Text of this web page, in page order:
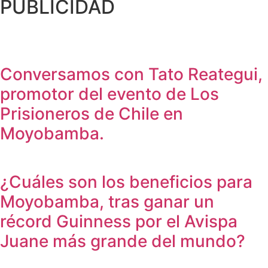
PUBLICIDAD
Conversamos con Tato Reategui,
promotor del evento de Los
Prisioneros de Chile en
Moyobamba.
¿Cuáles son los beneficios para
Moyobamba, tras ganar un
récord Guinness por el Avispa
Juane más grande del mundo?